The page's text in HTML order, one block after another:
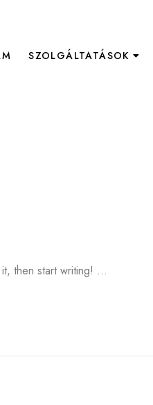
SZOLGÁLTATÁSOK
then start writing! …